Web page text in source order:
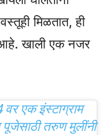
मिळतात, ही
आहे. खाली एक नजर
एक इंस्टाग्राम
तरुण मुलींनी